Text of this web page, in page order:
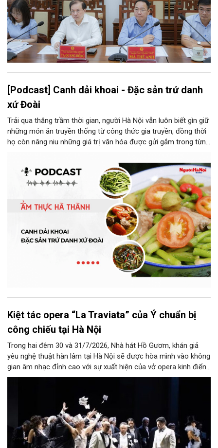
[Podcast] Canh dải khoai - Đặc sản trứ danh
xứ Đoài
Trải qua thăng trầm thời gian, người Hà Nội vẫn luôn biết gìn giữ
những món ăn truyền thống từ công thức gia truyền, đồng thời
họ còn nâng niu những giá trị văn hóa được gửi gắm trong từng
thức. Và canh dải khoai là một món ăn như thế.
Kiệt tác opera “La Traviata” của Ý chuẩn bị
công chiếu tại Hà Nội
Trong hai đêm 30 và 31/7/2026, Nhà hát Hồ Gươm, khán giả
yêu nghệ thuật hàn lâm tại Hà Nội sẽ được hòa mình vào không
gian âm nhạc đỉnh cao với sự xuất hiện của vở opera kinh điển
“La Traviata”.